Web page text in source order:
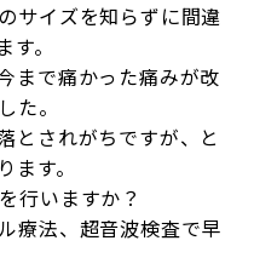
サイズを知らずに間違
。
まで痛かった痛みが改
た。
とされがちですが、と
す。
行いますか？
療法、超音波検査で早